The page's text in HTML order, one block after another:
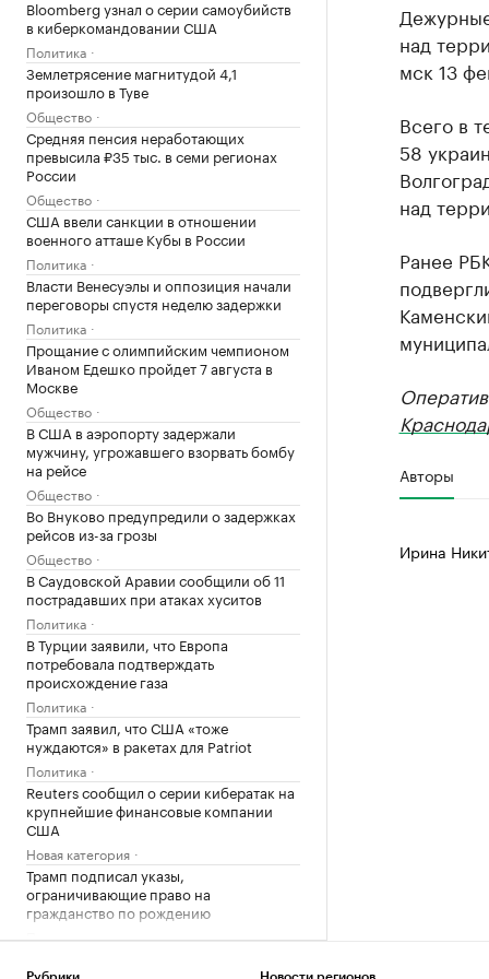
Bloomberg узнал о серии самоубийств
в киберкомандовании США
Политика
Землетрясение магнитудой 4,1
произошло в Туве
Общество
Средняя пенсия неработающих
превысила ₽35 тыс. в семи регионах
России
Общество
США ввели санкции в отношении
военного атташе Кубы в России
Политика
Власти Венесуэлы и оппозиция начали
переговоры спустя неделю задержки
Политика
Прощание с олимпийским чемпионом
Иваном Едешко пройдет 7 августа в
Москве
Общество
В США в аэропорту задержали
мужчину, угрожавшего взорвать бомбу
на рейсе
Общество
Во Внуково предупредили о задержках
рейсов из-за грозы
Общество
В Саудовской Аравии сообщили об 11
пострадавших при атаках хуситов
Политика
В Турции заявили, что Европа
потребовала подтверждать
происхождение газа
Политика
Трамп заявил, что США «тоже
нуждаются» в ракетах для Patriot
Политика
Reuters сообщил о серии кибератак на
крупнейшие финансовые компании
США
Новая категория
Трамп подписал указы,
ограничивающие право на
гражданство по рождению
Политика
над
мск 13
Всего в
58
над
Ранее
Авторы
Ирина